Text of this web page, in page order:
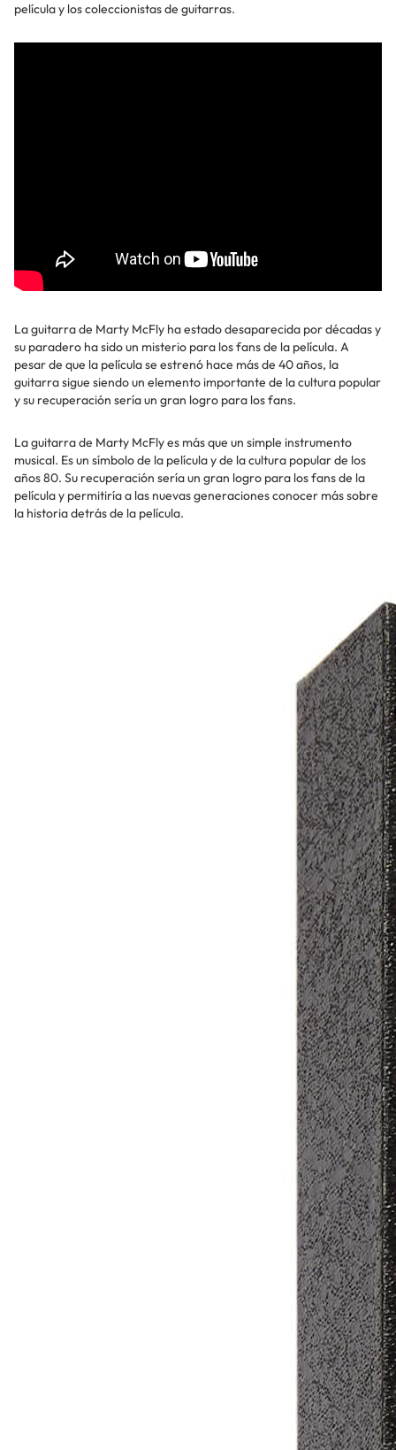
película y los coleccionistas de guitarras.
La guitarra de Marty McFly ha estado desaparecida por décadas y
su paradero ha sido un misterio para los fans de la película. A
pesar de que la película se estrenó hace más de 40 años, la
guitarra sigue siendo un elemento importante de la cultura popular
y su recuperación sería un gran logro para los fans.
La guitarra de Marty McFly es más que un simple instrumento
musical. Es un símbolo de la película y de la cultura popular de los
años 80. Su recuperación sería un gran logro para los fans de la
película y permitiría a las nuevas generaciones conocer más sobre
la historia detrás de la película.